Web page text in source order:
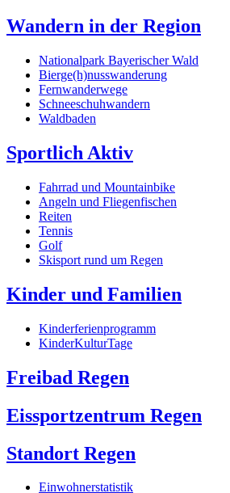
Wandern in der Region
Nationalpark Bayerischer Wald
Bierge(h)nusswanderung
Fernwanderwege
Schneeschuhwandern
Waldbaden
Sportlich Aktiv
Fahrrad und Mountainbike
Angeln und Fliegenfischen
Reiten
Tennis
Golf
Skisport rund um Regen
Kinder und Familien
Kinderferienprogramm
KinderKulturTage
Freibad Regen
Eissportzentrum Regen
Standort Regen
Einwohnerstatistik